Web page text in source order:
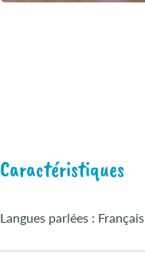
Caractéristiques
Langues parlées : Français